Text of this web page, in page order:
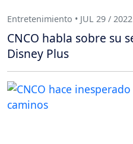
Entretenimiento • JUL 29 / 2022
CNCO habla sobre su
Disney Plus